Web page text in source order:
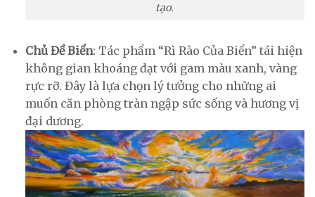
tạo.
Chủ Đề Biển: Tác phẩm “Rì Rào Của Biển” tái hiện
không gian khoáng đạt với gam màu xanh, vàng
rực rỡ. Đây là lựa chọn lý tưởng cho những ai
muốn căn phòng tràn ngập sức sống và hương vị
đại dương.